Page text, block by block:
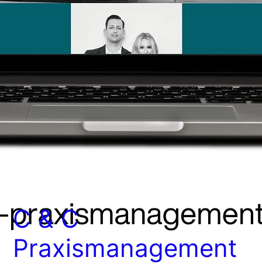
C & C
Praxismanagement